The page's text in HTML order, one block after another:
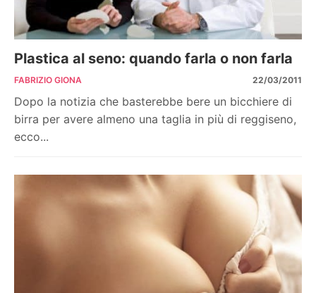
Plastica al seno: quando farla o non farla
FABRIZIO GIONA 22/03/2011
Dopo la notizia che basterebbe bere un bicchiere di
birra per avere almeno una taglia in più di reggiseno,
ecco...